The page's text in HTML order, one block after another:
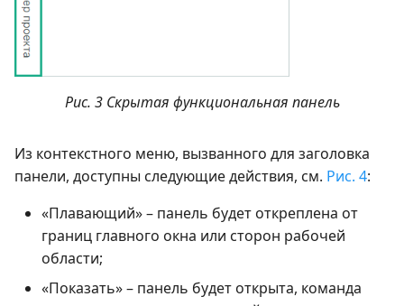
Рис. 3 Скрытая функциональная панель
Из контекстного меню, вызванного для заголовка
панели, доступны следующие действия, см. Рис. 4:
«Плавающий» – панель будет откреплена от
границ главного окна или сторон рабочей
области;
«Показать» – панель будет открыта, команда